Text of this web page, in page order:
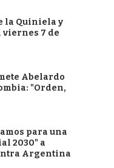
la Quiniela y
viernes 7 de
Abelardo
"Orden,
para una
2030" a
Argentina